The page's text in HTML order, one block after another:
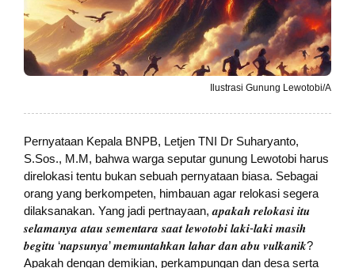
Ilustrasi Gunung Lewotobi/A
Pernyataan Kepala BNPB, Letjen TNI Dr Suharyanto,
S.Sos., M.M, bahwa warga seputar gunung Lewotobi harus
direlokasi tentu bukan sebuah pernyataan biasa. Sebagai
orang yang berkompeten, himbauan agar relokasi segera
dilaksanakan. Yang jadi pertnayaan, 𝒂𝒑𝒂𝒌𝒂𝒉 𝒓𝒆𝒍𝒐𝒌𝒂𝒔𝒊 𝒊𝒕𝒖
𝒔𝒆𝒍𝒂𝒎𝒂𝒏𝒚𝒂 𝒂𝒕𝒂𝒖 𝒔𝒆𝒎𝒆𝒏𝒕𝒂𝒓𝒂 𝒔𝒂𝒂𝒕 𝒍𝒆𝒘𝒐𝒕𝒐𝒃𝒊 𝒍𝒂𝒌𝒊-𝒍𝒂𝒌𝒊 𝒎𝒂𝒔𝒊𝒉
𝒃𝒆𝒈𝒊𝒕𝒖 ‘𝒏𝒂𝒑𝒔𝒖𝒏𝒚𝒂’ 𝒎𝒆𝒎𝒖𝒏𝒕𝒂𝒉𝒌𝒂𝒏 𝒍𝒂𝒉𝒂𝒓 𝒅𝒂𝒏 𝒂𝒃𝒖 𝒗𝒖𝒍𝒌𝒂𝒏𝒊𝒌?
Apakah dengan demikian, perkampungan dan desa serta